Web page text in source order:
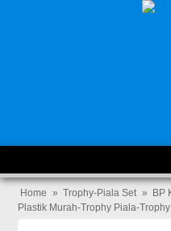
Home » Trophy-Piala Set » BP
Plastik Murah-Trophy Piala-